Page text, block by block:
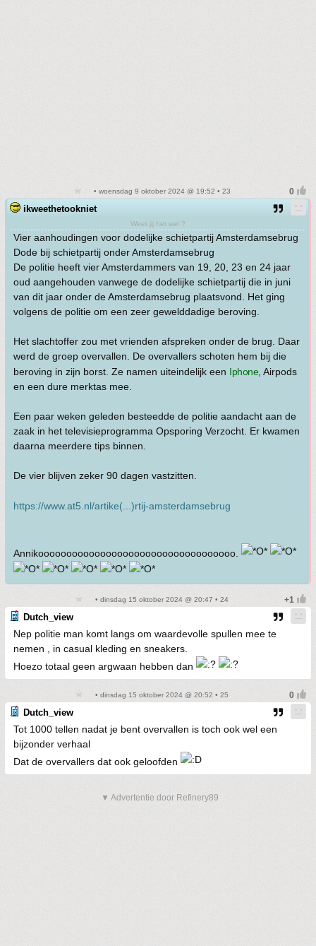
• woensdag 9 oktober 2024 @ 19:52 • 23
ikweethetookniet
Weet jij het wel ?
Vier aanhoudingen voor dodelijke schietpartij Amsterdamsebrug
Dode bij schietpartij onder Amsterdamsebrug
De politie heeft vier Amsterdammers van 19, 20, 23 en 24 jaar
oud aangehouden vanwege de dodelijke schietpartij die in juni
van dit jaar onder de Amsterdamsebrug plaatsvond. Het ging
volgens de politie om een zeer gewelddadige beroving.
Het slachtoffer zou met vrienden afspreken onder de brug. Daar
werd de groep overvallen. De overvallers schoten hem bij die
beroving in zijn borst. Ze namen uiteindelijk een Iphone, Airpods
en een dure merktas mee.
Een paar weken geleden besteedde de politie aandacht aan de
zaak in het televisieprogramma Opsporing Verzocht. Er kwamen
daarna meerdere tips binnen.
De vier blijven zeker 90 dagen vastzitten.
https://www.at5.nl/artike(...)rtij-amsterdamsebrug
Annikooooooooooooooooooooooooooooooooooo.
• dinsdag 15 oktober 2024 @ 20:47 • 24
Dutch_view
Nep politie man komt langs om waardevolle spullen mee te
nemen , in casual kleding en sneakers.
Hoezo totaal geen argwaan hebben dan
• dinsdag 15 oktober 2024 @ 20:52 • 25
Dutch_view
Tot 1000 tellen nadat je bent overvallen is toch ook wel een
bijzonder verhaal
Dat de overvallers dat ook geloofden
▼ Advertentie door Refinery89